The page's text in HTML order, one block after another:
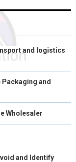
and logistics
and
Wholesaler
and Identify